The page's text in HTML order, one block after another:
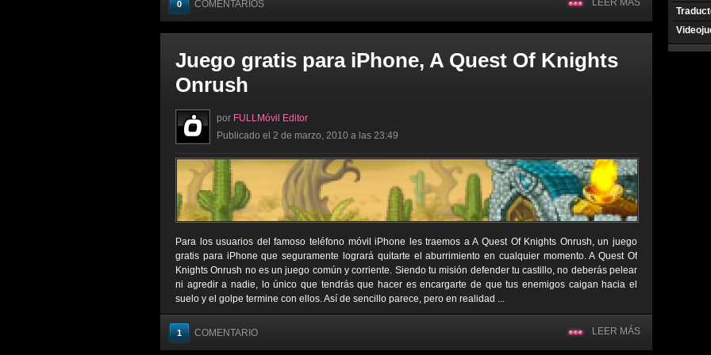
0 COMENTARIOS LEER MÁS
Juego gratis para iPhone, A Quest Of Knights
Onrush
por FULLMóvil Editor
Publicado el 2 de marzo, 2010 a las 23:49
Para los usuarios del famoso teléfono móvil iPhone les traemos a A Quest Of Knights Onrush, un juego
gratis para iPhone que seguramente logrará quitarte el aburrimiento en cualquier momento. A Quest Of
Knights Onrush no es un juego común y corriente. Siendo tu misión defender tu castillo, no deberás pelear
ni agredir a nadie, lo único que tendrás que hacer es encargarte de que tus enemigos caigan hacia el
suelo y el golpe termine con ellos. Así de sencillo parece, pero en realidad ...
1 COMENTARIO LEER MÁS